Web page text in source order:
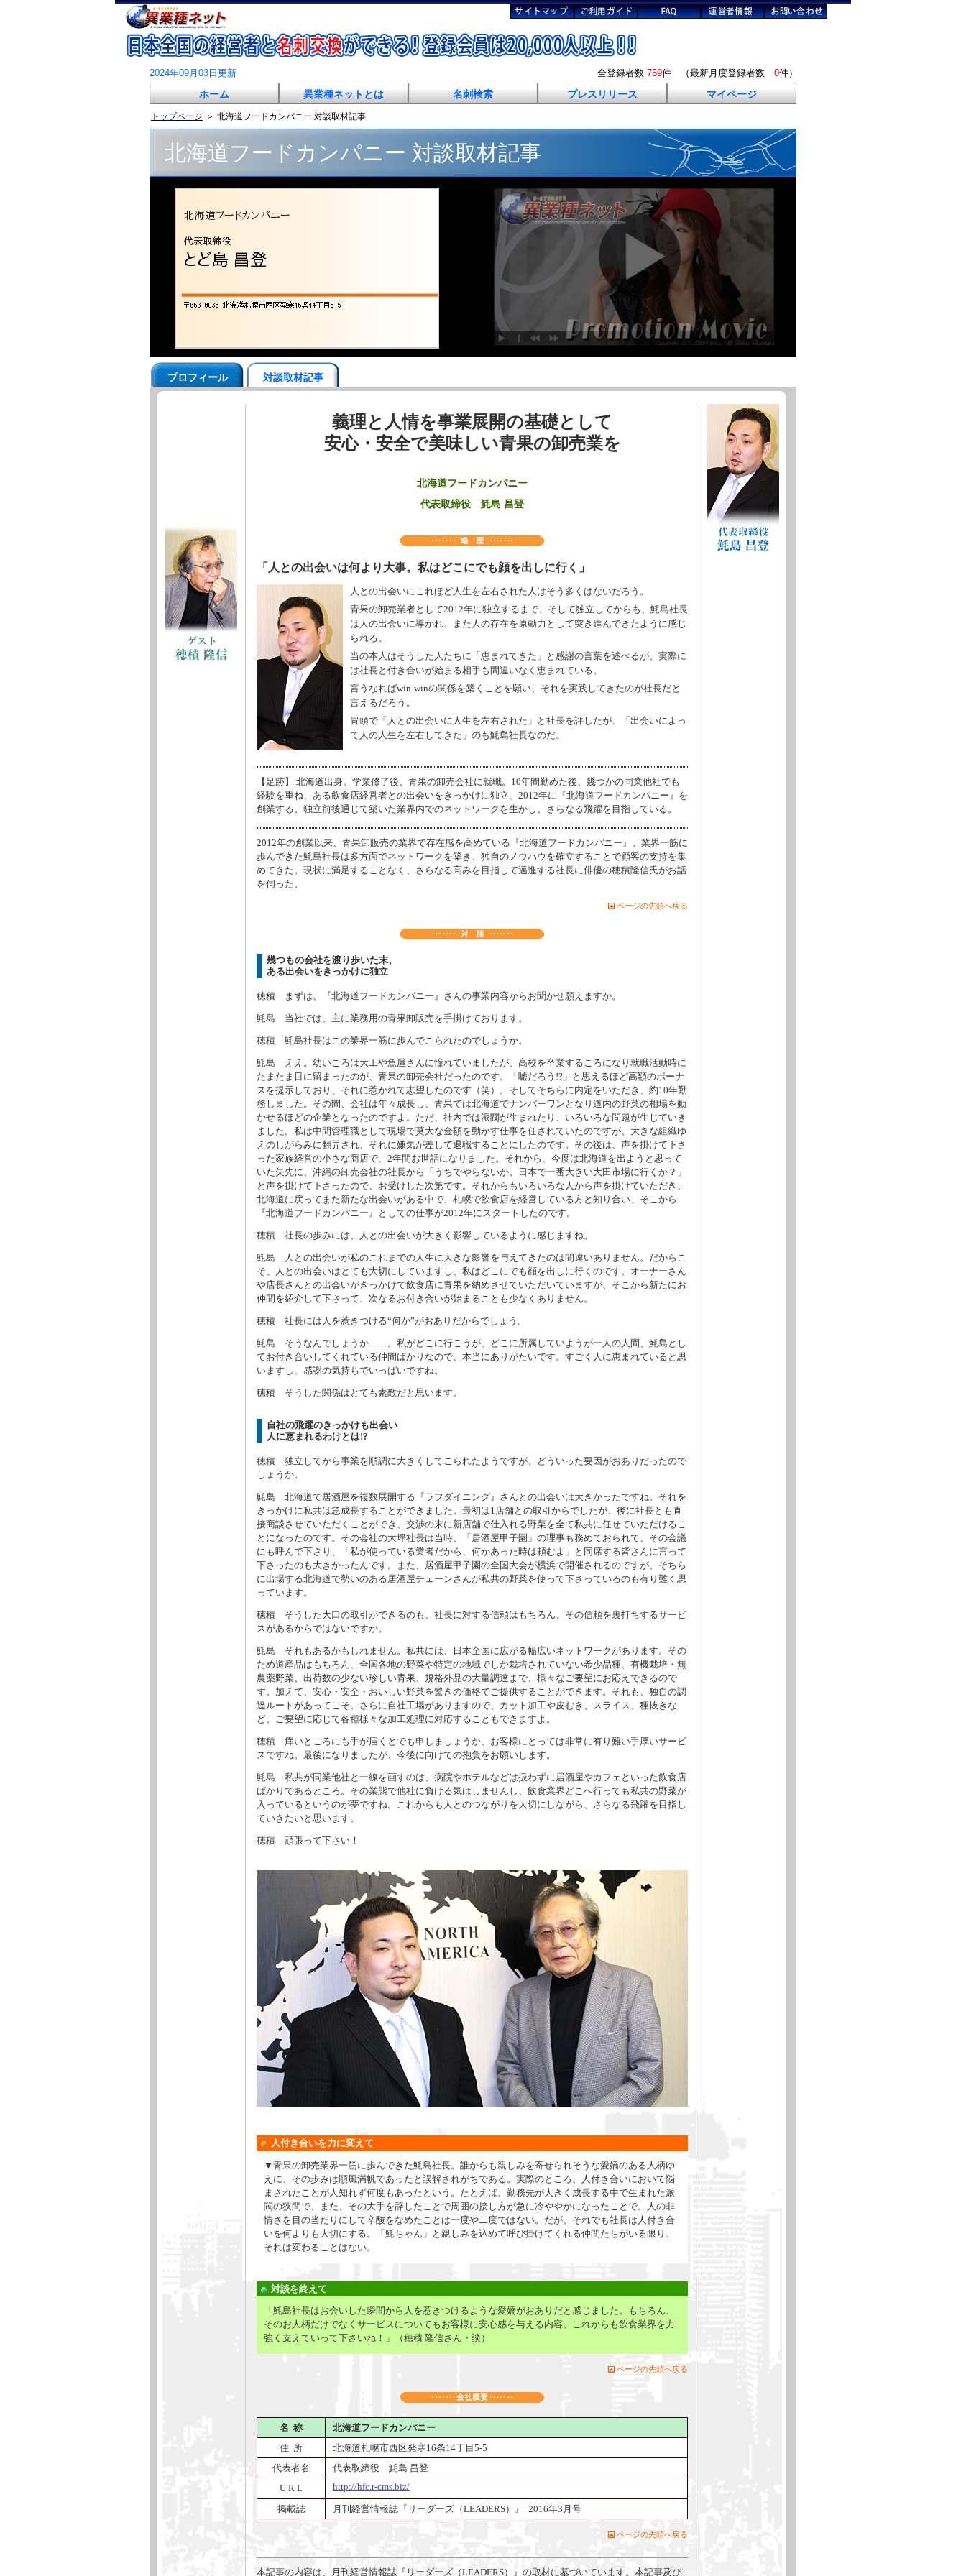
2024年09月03日更新 全登録者数 759件 （最新月度登録者数 0件）
ホーム 異業種ネットとは 名刺検索 プレスリリース マイページ
トップページ ＞ 北海道フードカンパニー 対談取材記事
北海道フードカンパニー 対談取材記事
プロフィール 対談取材記事
義理と人情を事業展開の基礎として
安心・安全で美味しい青果の卸売業を
北海道フードカンパニー
代表取締役 魹島 昌登
「人との出会いは何より大事。私はどこにでも顔を出しに行く」
人との出会いにこれほど人生を左右された人はそう多くはないだろう。
青果の卸売業者として2012年に独立するまで、そして独立してからも、魹島社長
は人の出会いに導かれ、また人の存在を原動力として突き進んできたように感じ
られる。
当の本人はそうした人たちに「恵まれてきた」と感謝の言葉を述べるが、実際に
は社長と付き合いが始まる相手も間違いなく恵まれている。
言うなればwin-winの関係を築くことを願い、それを実践してきたのが社長だと
言えるだろう。
冒頭で「人との出会いに人生を左右された」と社長を評したが、「出会いによっ
て人の人生を左右してきた」のも魹島社長なのだ。
【足跡】 北海道出身。学業修了後、青果の卸売会社に就職。10年間勤めた後、幾つかの同業他社でも
経験を重ね、ある飲食店経営者との出会いをきっかけに独立、2012年に『北海道フードカンパニー』を
創業する。独立前後通じて築いた業界内でのネットワークを生かし、さらなる飛躍を目指している。
2012年の創業以来、青果卸販売の業界で存在感を高めている『北海道フードカンパニー』。業界一筋に
歩んできた魹島社長は多方面でネットワークを築き、独自のノウハウを確立することで顧客の支持を集
めてきた。現状に満足することなく、さらなる高みを目指して邁進する社長に俳優の穂積隆信氏がお話
を伺った。
ページの先頭へ戻る
幾つもの会社を渡り歩いた末、
ある出会いをきっかけに独立
穂積 まずは、『北海道フードカンパニー』さんの事業内容からお聞かせ願えますか。
魹島 当社では、主に業務用の青果卸販売を手掛けております。
穂積 魹島社長はこの業界一筋に歩んでこられたのでしょうか。
魹島 ええ。幼いころは大工や魚屋さんに憧れていましたが、高校を卒業するころになり就職活動時に
たまたま目に留まったのが、青果の卸売会社だったのです。「嘘だろう!?」と思えるほど高額のボーナ
スを提示しており、それに惹かれて志望したのです（笑）。そしてそちらに内定をいただき、約10年勤
務しました。その間、会社は年々成長し、青果では北海道でナンバーワンとなり道内の野菜の相場を動
かせるほどの企業となったのですよ。ただ、社内では派閥が生まれたり、いろいろな問題が生じていき
ました。私は中間管理職として現場で莫大な金額を動かす仕事を任されていたのですが、大きな組織ゆ
えのしがらみに翻弄され、それに嫌気が差して退職することにしたのです。その後は、声を掛けて下さ
った家族経営の小さな商店で、2年間お世話になりました。それから、今度は北海道を出ようと思って
いた矢先に、沖縄の卸売会社の社長から「うちでやらないか。日本で一番大きい大田市場に行くか？」
と声を掛けて下さったので、お受けした次第です。それからもいろいろな人から声を掛けていただき、
北海道に戻ってまた新たな出会いがある中で、札幌で飲食店を経営している方と知り合い、そこから
『北海道フードカンパニー』としての仕事が2012年にスタートしたのです。
穂積 社長の歩みには、人との出会いが大きく影響しているように感じますね。
魹島 人との出会いが私のこれまでの人生に大きな影響を与えてきたのは間違いありません。だからこ
そ、人との出会いはとても大切にしていますし、私はどこにでも顔を出しに行くのです。オーナーさん
や店長さんとの出会いがきっかけで飲食店に青果を納めさせていただいていますが、そこから新たにお
仲間を紹介して下さって、次なるお付き合いが始まることも少なくありません。
穂積 社長には人を惹きつける“何か”がおありだからでしょう。
魹島 そうなんでしょうか……。私がどこに行こうが、どこに所属していようが一人の人間、魹島とし
てお付き合いしてくれている仲間ばかりなので、本当にありがたいです。すごく人に恵まれていると思
いますし、感謝の気持ちでいっぱいですね。
穂積 そうした関係はとても素敵だと思います。
自社の飛躍のきっかけも出会い
人に恵まれるわけとは!?
穂積 独立してから事業を順調に大きくしてこられたようですが、どういった要因がおありだったので
しょうか。
魹島 北海道で居酒屋を複数展開する『ラフダイニング』さんとの出会いは大きかったですね。それを
きっかけに私共は急成長することができました。最初は1店舗との取引からでしたが、後に社長とも直
接商談させていただくことができ、交渉の末に新店舗で仕入れる野菜を全て私共に任せていただけるこ
とになったのです。その会社の大坪社長は当時、「居酒屋甲子園」の理事も務めておられて、その会議
にも呼んで下さり、「私が使っている業者だから、何かあった時は頼むよ」と同席する皆さんに言って
下さったのも大きかったんです。また、居酒屋甲子園の全国大会が横浜で開催されるのですが、そちら
に出場する北海道で勢いのある居酒屋チェーンさんが私共の野菜を使って下さっているのも有り難く思
っています。
穂積 そうした大口の取引ができるのも、社長に対する信頼はもちろん、その信頼を裏打ちするサービ
スがあるからではないですか。
魹島 それもあるかもしれません。私共には、日本全国に広がる幅広いネットワークがあります。その
ため道産品はもちろん、全国各地の野菜や特定の地域でしか栽培されていない希少品種、有機栽培・無
農薬野菜、出荷数の少ない珍しい青果、規格外品の大量調達まで、様々なご要望にお応えできるので
す。加えて、安心・安全・おいしい野菜を驚きの価格でご提供することができます。それも、独自の調
達ルートがあってこそ。さらに自社工場がありますので、カット加工や皮むき、スライス、種抜きな
ど、ご要望に応じて各種様々な加工処理に対応することもできますよ。
穂積 痒いところにも手が届くとでも申しましょうか、お客様にとっては非常に有り難い手厚いサービ
スですね。最後になりましたが、今後に向けての抱負をお願いします。
魹島 私共が同業他社と一線を画すのは、病院やホテルなどは扱わずに居酒屋やカフェといった飲食店
ばかりであるところ。その業態で他社に負ける気はしませんし、飲食業界どこへ行っても私共の野菜が
入っているというのが夢ですね。これからも人とのつながりを大切にしながら、さらなる飛躍を目指し
ていきたいと思います。
穂積 頑張って下さい！
人付き合いを力に変えて
▼青果の卸売業界一筋に歩んできた魹島社長。誰からも親しみを寄せられそうな愛嬌のある人柄ゆ
えに、その歩みは順風満帆であったと誤解されがちである。実際のところ、人付き合いにおいて悩
まされたことが人知れず何度もあったという。たとえば、勤務先が大きく成長する中で生まれた派
閥の狭間で、また、その大手を辞したことで周囲の接し方が急に冷ややかになったことで。人の非
情さを目の当たりにして辛酸をなめたことは一度や二度ではない。だが、それでも社長は人付き合
いを何よりも大切にする。「魹ちゃん」と親しみを込めて呼び掛けてくれる仲間たちがいる限り、
それは変わることはない。
対談を終えて
「魹島社長はお会いした瞬間から人を惹きつけるような愛嬌がおありだと感じました。もちろん、
そのお人柄だけでなくサービスについてもお客様に安心感を与える内容。これからも飲食業界を力
強く支えていって下さいね！」（穂積 隆信さん・談）
ページの先頭へ戻る
名 称
北海道フードカンパニー
住 所
北海道札幌市西区発寒16条14丁目5-5
代表者名
代表取締役 魹島 昌登
U R L
http://hfc.r-cms.biz/
掲載誌 月刊経営情報誌『リーダーズ（LEADERS）』 2016年3月号
ページの先頭へ戻る
本記事の内容は、月刊経営情報誌『リーダーズ（LEADERS）』の取材に基づいています。本記事及び